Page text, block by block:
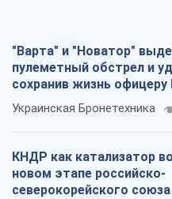
"Варта" и "Новатор"
пулеметный обстрел и
сохранив жизнь офицеру
Украинская Бронетехника
КНДР как катализатор
новом этапе российско-
северокорейского союза